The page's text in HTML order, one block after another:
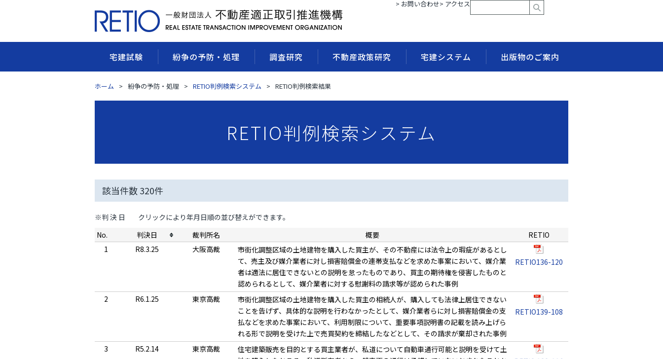
> お問い合わせ> アクセス
宅建試験 紛争の予防・処理 調査研究 不動産政策研究 宅建システム 出版物のご案内
ホーム 紛争の予防・処理 RETIO判例検索システム RETIO判例検索結果
RETIO判例検索システム
該当件数320件
※判 決 日
クリックにより年月日順の並び替えができます。
No.
判決日 裁判所名 概要
RETIO
1
R8.3.25 大阪高裁
市街化調整区域の土地建物を購入した買主が、その不動産には法令上の瑕疵があるとし
て、売主及び媒介業者に対し損害賠償金の連帯支払などを求めた事案において、媒介業
者は適法に居住できないとの説明を怠ったものであり、買主の期待権を侵害したものと
認められるとして、媒介業者に対する慰謝料の請求等が認められた事例
RETIO136-120
2 R6.1.25 東京高裁
市街化調整区域の土地建物を購入した買主の相続人が、購入しても法律上居住できない
ことを告げず、具体的な説明を行わなかったとして、媒介業者らに対し損害賠償金の支
払などを求めた事案において、利用制限について、重要事項説明書の記載を読み上げら
れる形で説明を受けた上で売買契約を締結したなどとして、その請求が棄却された事例
RETIO139-108
3 R5.2.14 東京高裁
住宅建築販売を目的とする買主業者が、私道について自動車通行可能と説明を受けて土